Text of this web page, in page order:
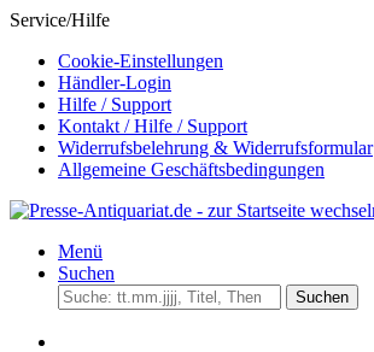
Service/Hilfe
Cookie-Einstellungen
Händler-Login
Hilfe / Support
Kontakt / Hilfe / Support
Widerrufsbelehrung & Widerrufsformular
Allgemeine Geschäftsbedingungen
Menü
Suchen
Suchen